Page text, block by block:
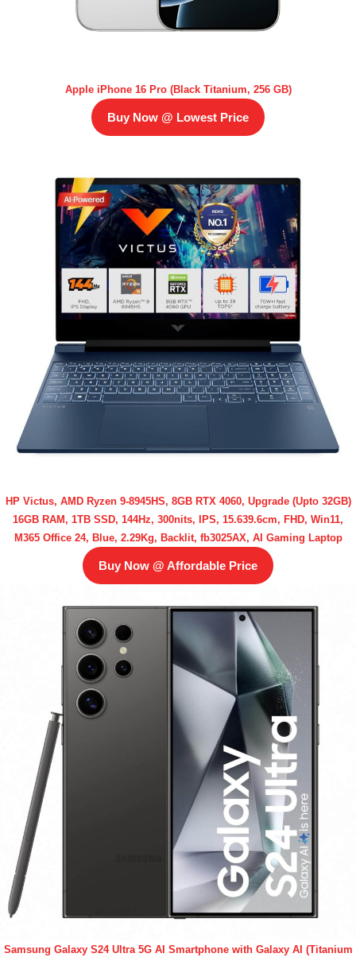
Apple iPhone 16 Pro (Black Titanium, 256 GB)
Buy Now @ Lowest Price
HP Victus, AMD Ryzen 9-8945HS, 8GB RTX 4060, Upgrade (Upto 32GB)
16GB RAM, 1TB SSD, 144Hz, 300nits, IPS, 15.639.6cm, FHD, Win11,
M365 Office 24, Blue, 2.29Kg, Backlit, fb3025AX, AI Gaming Laptop
Buy Now @ Affordable Price
Samsung Galaxy S24 Ultra 5G AI Smartphone with Galaxy AI (Titanium